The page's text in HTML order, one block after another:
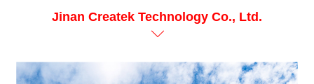
Jinan Createk Technology Co., Ltd.